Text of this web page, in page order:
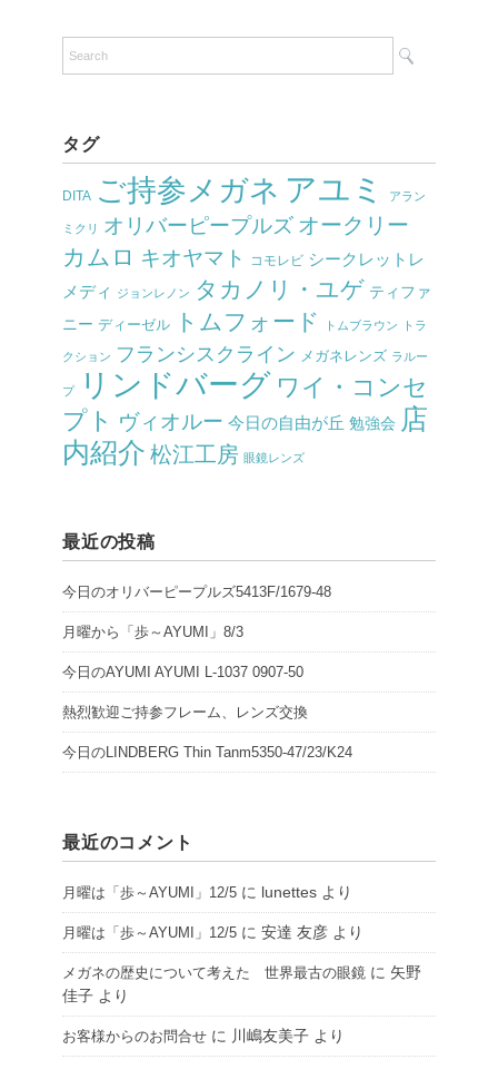
タグ
DITA ご持参メガネ アユミ アラン
ミクリ オリバーピープルズ オークリー
カムロ キオヤマト コモレビ シークレットレ
メディ
ジョンレノン タカノリ・ユゲ ティファ
ニー ディーゼル トムフォード トムブラウン トラ
クション フランシスクライン メガネレンズ ラルー
プ リンドバーグ ワイ・コンセ
プト ヴィオルー 今日の自由が丘 勉強会 店
内紹介 松江工房 眼鏡レンズ
最近の投稿
今日のオリバーピープルズ5413F/1679-48
月曜から「歩～AYUMI」8/3
今日のAYUMI AYUMI L-1037 0907-50
熱烈歓迎ご持参フレーム、レンズ交換
今日のLINDBERG Thin Tanm5350-47/23/K24
最近のコメント
月曜は「歩～AYUMI」12/5 に lunettes より
月曜は「歩～AYUMI」12/5 に 安達 友彦 より
メガネの歴史について考えた 世界最古の眼鏡 に 矢野
佳子 より
お客様からのお問合せ に 川嶋友美子 より